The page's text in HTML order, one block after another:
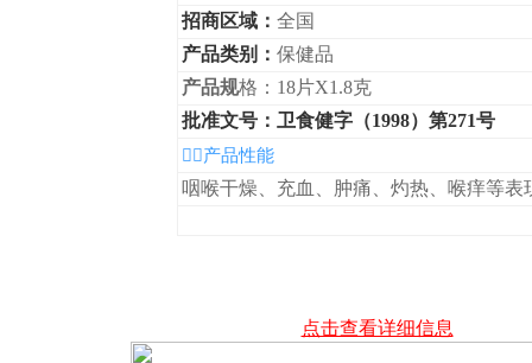
招商区域： 全国
产品类别： 保健品
产品规格：18片X1.8克
批准文号：卫食健字（1998）第271号
◆产品性能
咽喉干燥、充血、肿痛、灼热、喉痒等表
点击查看详细信息